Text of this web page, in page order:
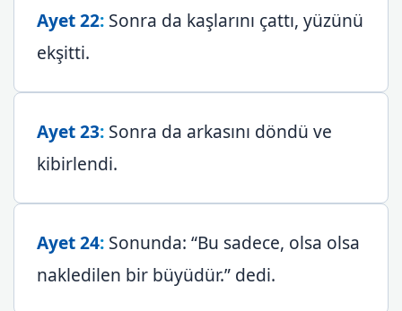
Ayet 22: Sonra da kaşlarını çattı, yüzünü
ekşitti.
Ayet 23: Sonra da arkasını döndü ve
kibirlendi.
Ayet 24: Sonunda: “Bu sadece, olsa olsa
nakledilen bir büyüdür.” dedi.